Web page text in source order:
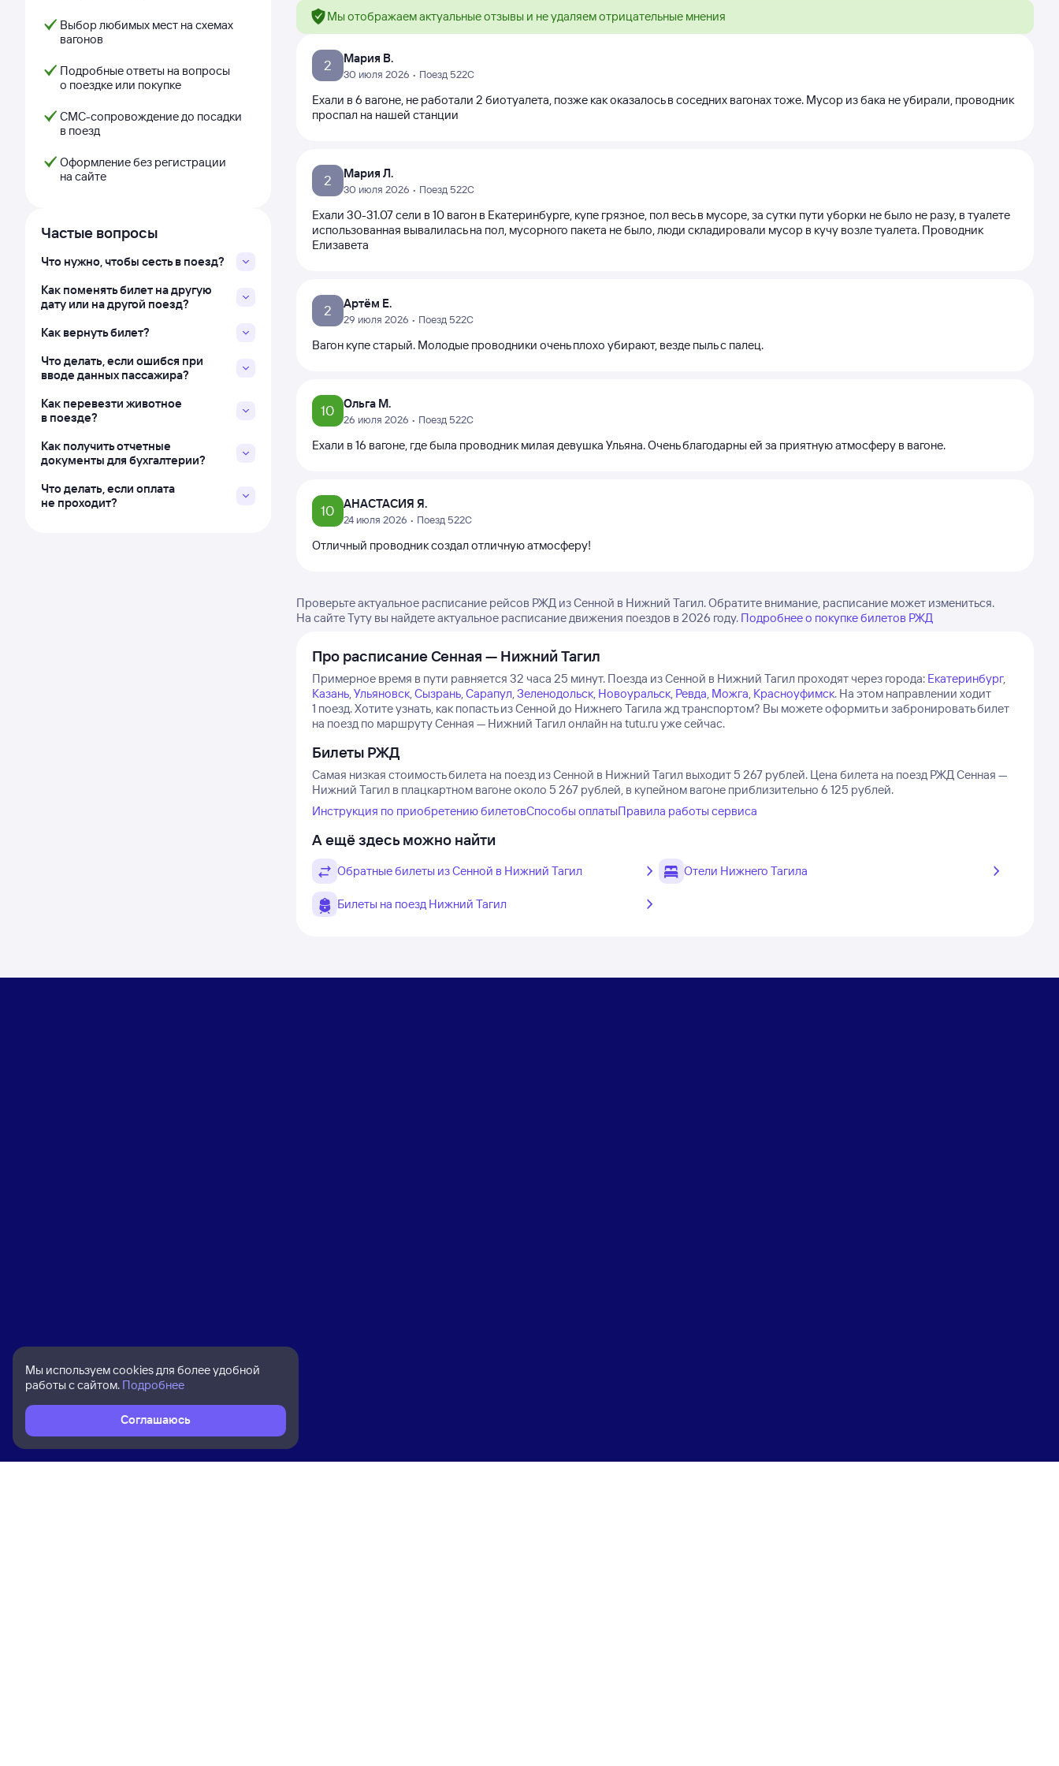
Выбор любимых мест на схемах
вагонов
Подробные ответы на вопросы
о поездке или покупке
СМС-сопровождение до посадки
в поезд
Оформление без регистрации
на сайте
Частые вопросы
Что нужно, чтобы сесть в поезд?
Как поменять билет на другую
дату или на другой поезд?
Как вернуть билет?
Что делать, если ошибся при
вводе данных пассажира?
Как перевезти животное
в поезде?
Как получить отчетные
документы для бухгалтерии?
Что делать, если оплата
не проходит?
Мы отображаем актуальные отзывы и не удаляем отрицательные мнения
2 Мария В.
30 июля 2026 • Поезд 522С
Ехали в 6 вагоне, не работали 2 биотуалета, позже как оказалось в соседних вагонах тоже. Мусор из бака не убирали, проводник
проспал на нашей станции
2 Мария Л.
30 июля 2026 • Поезд 522С
Ехали 30-31.07 сели в 10 вагон в Екатеринбурге, купе грязное, пол весь в мусоре, за сутки пути уборки не было не разу, в туалете
использованная вывалилась на пол, мусорного пакета не было, люди складировали мусор в кучу возле туалета. Проводник
Елизавета
2 Артём Е.
29 июля 2026 • Поезд 522С
Вагон купе старый. Молодые проводники очень плохо убирают, везде пыль с палец.
10 Ольга М.
26 июля 2026 • Поезд 522С
Ехали в 16 вагоне, где была проводник милая девушка Ульяна. Очень благодарны ей за приятную атмосферу в вагоне.
10 АНАСТАСИЯ Я.
24 июля 2026 • Поезд 522С
Отличный проводник создал отличную атмосферу!
Проверьте актуальное расписание рейсов РЖД из Сенной в Нижний Тагил. Обратите внимание, расписание может измениться.
На сайте Туту вы найдете актуальное расписание движения поездов в 2026 году. Подробнее о покупке билетов РЖД
Про расписание Сенная — Нижний Тагил
Примерное время в пути равняется 32 часа 25 минут. Поезда из Сенной в Нижний Тагил проходят через города: Екатеринбург,
Казань,Ульяновск,Сызрань,Сарапул,Зеленодольск, Новоуральск, Ревда, Можга, Красноуфимск. На этом направлении ходит
1 поезд.Хотите узнать, как попасть из Сенной до Нижнего Тагила жд транспортом? Вы можете оформить и забронировать билет
на поезд по маршруту Сенная — Нижний Тагил онлайн на tutu.ru уже сейчас.
Билеты РЖД
Самая низкая стоимость билета на поезд из Сенной в Нижний Тагил выходит 5 267 рублей. Цена билета на поезд РЖД Сенная —
Нижний Тагил в плацкартном вагоне около 5 267 рублей, в купейном вагоне приблизительно 6 125 рублей.
Инструкция по приобретению билетовСпособы оплатыПравила работы сервиса
А ещё здесь можно найти
Обратные билеты из Сенной в Нижний Тагил Отели Нижнего Тагила
Билеты на поезд Нижний Тагил
Мы используем cookies для более удобной
работы с сайтом. Подробнее
Соглашаюсь